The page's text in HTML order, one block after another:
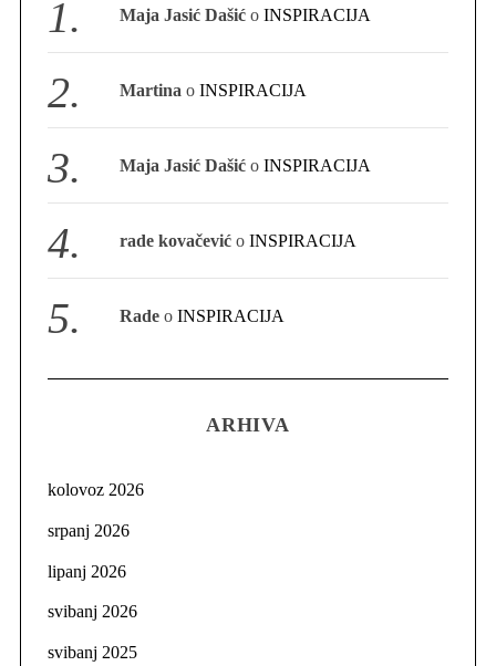
Maja Jasić Dašić oINSPIRACIJA
Martina oINSPIRACIJA
Maja Jasić Dašić oINSPIRACIJA
rade kovačević oINSPIRACIJA
Rade oINSPIRACIJA
ARHIVA
kolovoz 2026
srpanj 2026
lipanj 2026
svibanj 2026
svibanj 2025
e
a
c
h
o
r